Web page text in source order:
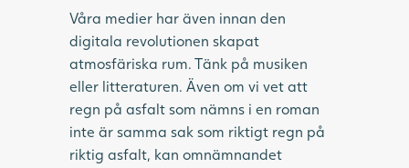
Våra medier har även innan den
digitala revolutionen skapat
atmosfäriska rum. Tänk på musiken
eller litteraturen. Även om vi vet att
regn på asfalt som nämns i en roman
inte är samma sak som riktigt regn på
riktig asfalt, kan omnämnandet